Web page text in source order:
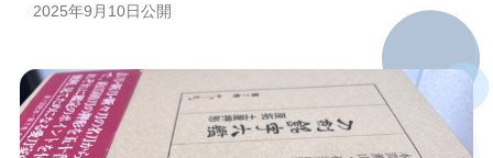
2025年9月10日公開